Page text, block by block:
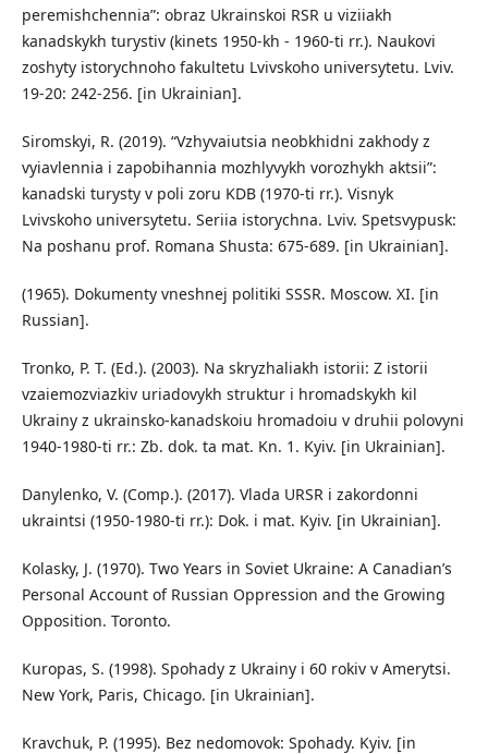
peremishchennia”: obraz Ukrainskoi RSR u viziiakh
kanadskykh turystiv (kinets 1950-kh - 1960-ti rr.). Naukovi
zoshyty istorychnoho fakultetu Lvivskoho universytetu. Lviv.
19-20: 242-256. [in Ukrainian].
Siromskyi, R. (2019). “Vzhyvaiutsia neobkhidni zakhody z
vyiavlennia i zapobihannia mozhlyvykh vorozhykh aktsii”:
kanadski turysty v poli zoru KDB (1970-ti rr.). Visnyk
Lvivskoho universytetu. Seriia istorychna. Lviv. Spetsvypusk:
Na poshanu prof. Romana Shusta: 675-689. [in Ukrainian].
(1965). Dokumenty vneshnej politiki SSSR. Moscow. XI. [in
Russian].
Tronko, P. T. (Ed.). (2003). Na skryzhaliakh istorii: Z istorii
vzaiemozviazkiv uriadovykh struktur i hromadskykh kil
Ukrainy z ukrainsko-kanadskoiu hromadoiu v druhii polovyni
1940-1980-ti rr.: Zb. dok. ta mat. Kn. 1. Kyiv. [in Ukrainian].
Danylenko, V. (Comp.). (2017). Vlada URSR i zakordonni
ukraintsi (1950-1980-ti rr.): Dok. i mat. Kyiv. [in Ukrainian].
Kolasky, J. (1970). Two Years in Soviet Ukraine: A Canadian’s
Personal Account of Russian Oppression and the Growing
Opposition. Toronto.
Kuropas, S. (1998). Spohady z Ukrainy i 60 rokiv v Amerytsi.
New York, Paris, Chicago. [in Ukrainian].
Kravchuk, P. (1995). Bez nedomovok: Spohady. Kyiv. [in